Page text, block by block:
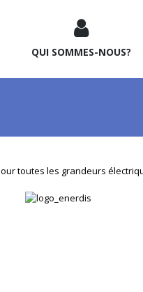
QUI SOMMES-NOUS?
toutes les grandeurs